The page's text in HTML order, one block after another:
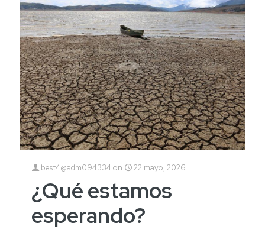
best4@adm094334 on 22 mayo, 2026
¿Qué estamos
esperando?